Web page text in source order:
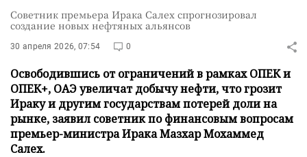
Советник премьера Ирака Салех спрогнозировал
создание новых нефтяных альянсов
30 апреля 2026, 07:54 0
Освободившись от ограничений в рамках ОПЕК и
ОПЕК+, ОАЭ увеличат добычу нефти, что грозит
Ираку и другим государствам потерей доли на
рынке, заявил советник по финансовым вопросам
премьер-министра Ирака Мазхар Мохаммед
Салех.